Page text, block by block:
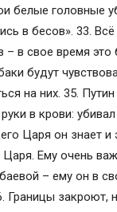
белые головные
в бесов». 33.
– в свое время это
будут
на них. 35.
в крови:
Царя он знает и
Ему очень
– ему он в
Границы закроют,